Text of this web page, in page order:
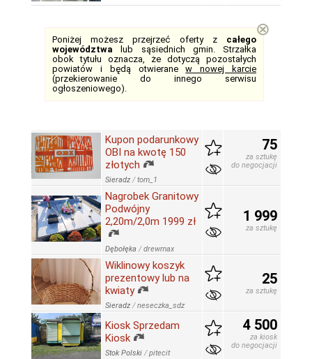
Poniżej możesz przejrzeć oferty z całego
województwa lub sąsiednich gmin. Strzałka
obok tytułu oznacza, że dotyczą pozostałych
powiatów i będą otwieranew nowej karcie
(przekierowanie do innego serwisu
ogłoszeniowego).
⊗
Kupon podarunkowy
OBI na kwotę 150
złotych
Sieradz /tom_1
75
za sztukę
do negocjacji
Nagrobek Granitowy
Podwójny
2,20m/2,0m 1999 zł
Dębołęka /drewmax
1 999
za sztukę
Wiklinowy koszyk
prezentowy lub na
kwiaty
Sieradz /neseczka_sdz
25
za sztukę
Kiosk Sprzedam
Kiosk
Stok Polski /pitecit
4 500
za kiosk
do negocjacji